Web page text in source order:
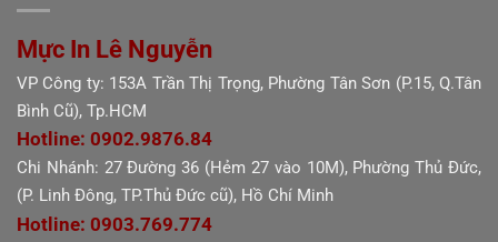
Mực In Lê Nguyễn
VP Công ty: 153A Trần Thị Trọng, Phường Tân Sơn (P.15, Q.Tân
Bình Cũ), Tp.HCM
Hotline: 0902.9876.84
Chi Nhánh: 27 Đường 36 (Hẻm 27 vào 10M), Phường Thủ Đức,
(P. Linh Đông, TP.Thủ Đức cũ), Hồ Chí Minh
Hotline: 0903.769.774